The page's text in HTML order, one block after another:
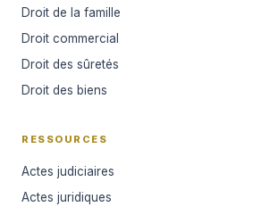
Droit de la famille
Droit commercial
Droit des sûretés
Droit des biens
RESSOURCES
Actes judiciaires
Actes juridiques